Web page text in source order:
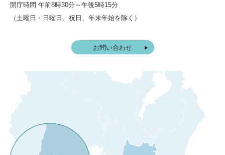
開庁時間 午前8時30分～午後5時15分
（土曜日・日曜日、祝日、年末年始を除く）
お問い合わせ